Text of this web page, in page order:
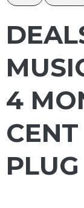
4